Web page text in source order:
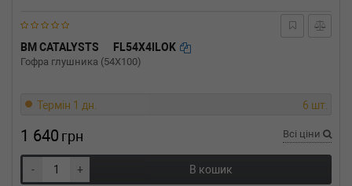
BM CATALYSTS FL54X4ILOK
Гофра глушника (54X100)
Термін 1 дн. 6 шт.
1 640 грн Всі ціни
- + В кошик